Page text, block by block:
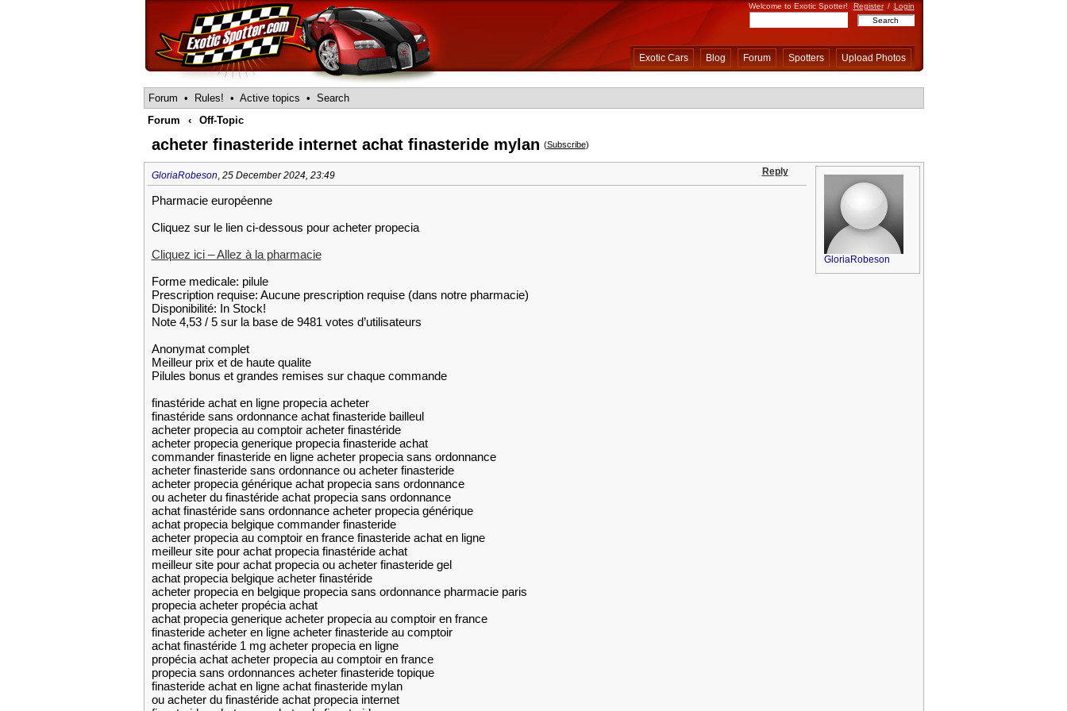
Welcome to Exotic Spotter! Register / Login
Exotic Cars Blog Forum Spotters Upload Photos
Forum • Rules! • Active topics • Search
Forum
‹ Off-Topic
acheter finasteride internet achat finasteride mylan (Subscribe)
GloriaRobeson, 25 December 2024, 23:49 Reply
Pharmacie européenne
Cliquez sur le lien ci-dessous pour acheter propecia
Cliquez ici – Allez à la pharmacie
Forme medicale: pilule
Prescription requise: Aucune prescription requise (dans notre pharmacie)
Disponibilité: In Stock!
Note 4,53 / 5 sur la base de 9481 votes d’utilisateurs
Anonymat complet
Meilleur prix et de haute qualite
Pilules bonus et grandes remises sur chaque commande
finastéride achat en ligne propecia acheter
finastéride sans ordonnance achat finasteride bailleul
acheter propecia au comptoir acheter finastéride
acheter propecia generique propecia finasteride achat
commander finasteride en ligne acheter propecia sans ordonnance
acheter finasteride sans ordonnance ou acheter finasteride
acheter propecia générique achat propecia sans ordonnance
ou acheter du finastéride achat propecia sans ordonnance
achat finastéride sans ordonnance acheter propecia générique
achat propecia belgique commander finasteride
acheter propecia au comptoir en france finasteride achat en ligne
meilleur site pour achat propecia finastéride achat
meilleur site pour achat propecia ou acheter finasteride gel
achat propecia belgique acheter finastéride
acheter propecia en belgique propecia sans ordonnance pharmacie paris
propecia acheter propécia achat
achat propecia generique acheter propecia au comptoir en france
finasteride acheter en ligne acheter finasteride au comptoir
achat finastéride 1 mg acheter propecia en ligne
propécia achat acheter propecia au comptoir en france
propecia sans ordonnances acheter finasteride topique
finasteride achat en ligne achat finasteride mylan
ou acheter du finastéride achat propecia internet
GloriaRobeson